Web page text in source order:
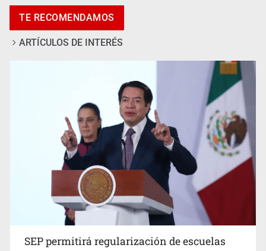
Impulsan jornada informativa sobre epilepsia en Six
Flags
Créditos fiscales por anomalías suman 1,775 mdp
TE RECOMENDAMOS
ARTÍCULOS DE INTERÉS
SEP permitirá regularización de escuelas